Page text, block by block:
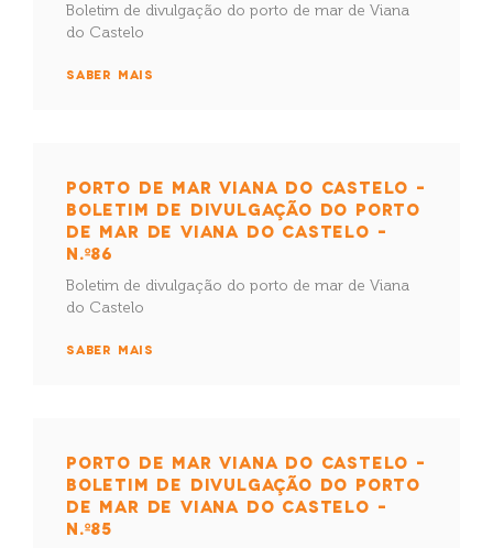
Boletim de divulgação do porto de mar de Viana
do Castelo
SABER MAIS
PORTO DE MAR VIANA DO CASTELO –
BOLETIM DE DIVULGAÇÃO DO PORTO
DE MAR DE VIANA DO CASTELO –
N.º86
Boletim de divulgação do porto de mar de Viana
do Castelo
SABER MAIS
PORTO DE MAR VIANA DO CASTELO –
BOLETIM DE DIVULGAÇÃO DO PORTO
DE MAR DE VIANA DO CASTELO –
N.º85